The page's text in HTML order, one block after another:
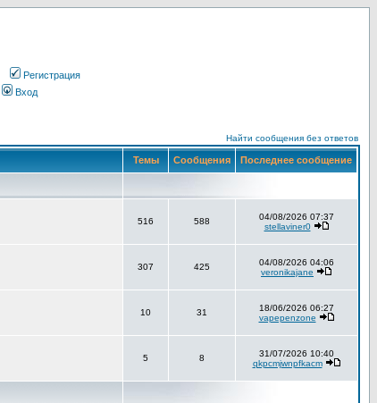
Регистрация
Вход
Найти сообщения без ответов
Темы Сообщения Последнее сообщение
516 588
04/08/2026 07:37
stellaviner0
307 425
04/08/2026 04:06
veronikajane
10 31
18/06/2026 06:27
vapepenzone
5 8
31/07/2026 10:40
qkpcmjwnpfkacm